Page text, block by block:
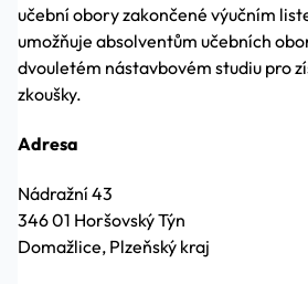
učební obory zakončené výučním
umožňuje absolventům učebních
dvouletém nástavbovém studiu pro
zkoušky.
Adresa
Nádražní 43
346 01 Horšovský Týn
Domažlice, Plzeňský kraj